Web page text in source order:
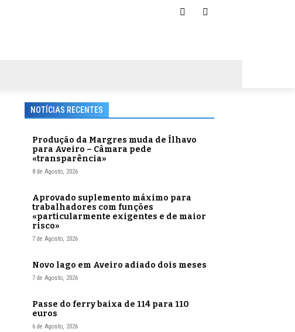
NOTÍCIAS RECENTES
Produção da Margres muda de Ílhavo
para Aveiro – Câmara pede
«transparência»
8 de Agosto, 2026
Aprovado suplemento máximo para
trabalhadores com funções
«particularmente exigentes e de maior
risco»
7 de Agosto, 2026
Novo lago em Aveiro adiado dois meses
7 de Agosto, 2026
Passe do ferry baixa de 114 para 110
euros
6 de Agosto, 2026